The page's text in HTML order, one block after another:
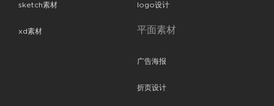
sketch素材
xd素材
logo设计
平面素材
广告海报
折页设计